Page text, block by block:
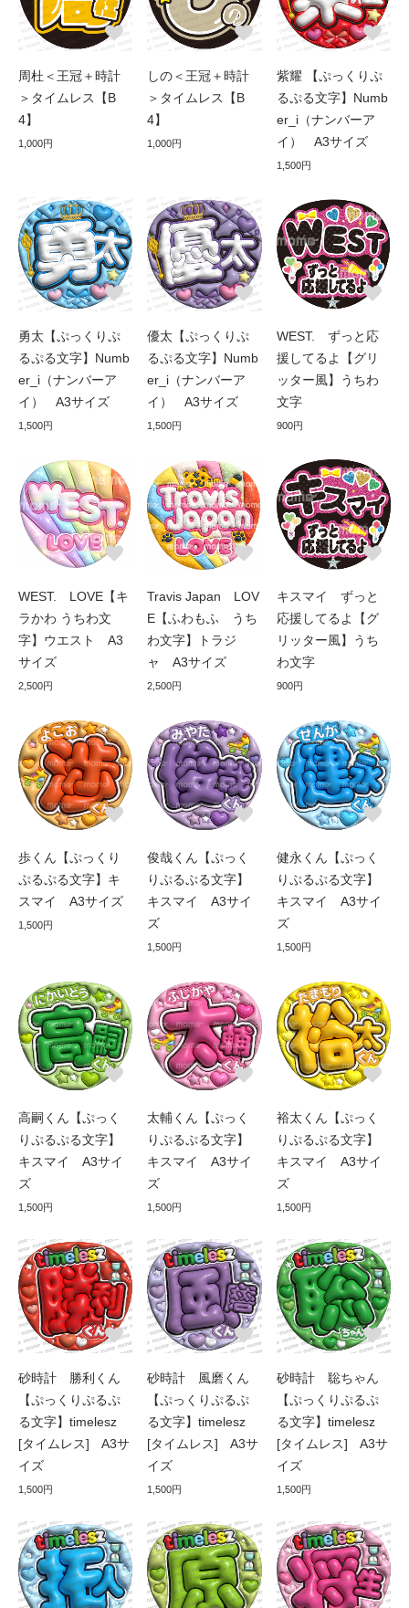
周杜＜王冠＋時計
＞タイムレス【B
4】
1,000円
しの＜王冠＋時計
＞タイムレス【B
4】
1,000円
紫耀 【ぷっくりぷ
るぷる文字】Numb
er_i（ナンバーア
イ） A3サイズ
1,500円
勇太【ぷっくりぷ
るぷる文字】Numb
er_i（ナンバーア
イ） A3サイズ
1,500円
優太【ぷっくりぷ
るぷる文字】Numb
er_i（ナンバーア
イ） A3サイズ
1,500円
WEST. ずっと応
援してるよ【グリ
ッター風】うちわ
文字
900円
WEST. LOVE【キ
ラかわ うちわ文
字】ウエスト A3
サイズ
2,500円
Travis Japan LOV
E【ふわもふ うち
わ文字】トラジ
ャ A3サイズ
2,500円
キスマイ ずっと
応援してるよ【グ
リッター風】うち
わ文字
900円
歩くん【ぷっくり
ぷるぷる文字】キ
スマイ A3サイズ
1,500円
俊哉くん【ぷっく
りぷるぷる文字】
キスマイ A3サイ
ズ
1,500円
健永くん【ぷっく
りぷるぷる文字】
キスマイ A3サイ
ズ
1,500円
高嗣くん【ぷっく
りぷるぷる文字】
キスマイ A3サイ
ズ
1,500円
太輔くん【ぷっく
りぷるぷる文字】
キスマイ A3サイ
ズ
1,500円
裕太くん【ぷっく
りぷるぷる文字】
キスマイ A3サイ
ズ
1,500円
砂時計 勝利くん
【ぷっくりぷるぷ
る文字】timelesz
[タイムレス] A3サ
イズ
1,500円
砂時計 風磨くん
【ぷっくりぷるぷ
る文字】timelesz
[タイムレス] A3サ
イズ
1,500円
砂時計 聡ちゃん
【ぷっくりぷるぷ
る文字】timelesz
[タイムレス] A3サ
イズ
1,500円